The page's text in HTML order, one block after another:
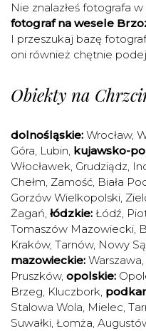
Nie znalazłeś fotografa
fotograf na wesele
I przeszukaj bazę
oni również chętnie
Obiekty na
dolnośląskie: Wrocław,
Góra, Lubin, kujawsko-
Włocławek, Grudziądz,
Chełm, Zamość, Biała
Gorzów Wielkopolski,
Żagań, łódzkie: Łódź,
Tomaszów Mazowiecki,
Kraków, Tarnów, Nowy
mazowieckie: Warszawa,
Pruszków, opolskie:
Brzeg, Kluczbork,
Stalowa Wola, Mielec,
Suwałki, Łomża,